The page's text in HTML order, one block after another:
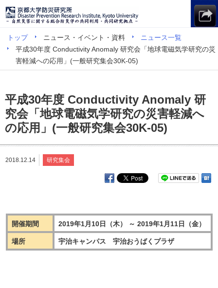
トップ ニュース・イベント・資料
ニュース一覧
平成30年度 Conductivity Anomaly 研究会「地球電磁気学研究の災
害軽減への応用」(一般研究集会30K-05)
平成30年度 Conductivity Anomaly 研
究会「地球電磁気学研究の災害軽減へ
の応用」(一般研究集会30K-05)
2018.12.14 研究集会
開催期間 2019年1月10日（木） ～ 2019年1月11日（金）
場所 宇治キャンパス 宇治おうばくプラザ